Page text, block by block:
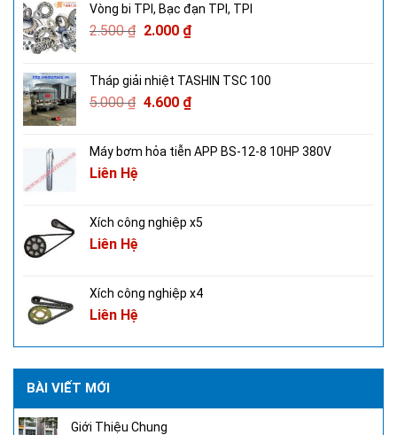
Vòng bi TPI, Bạc đạn TPI, TPI
2.500₫ 2.000 ₫
Tháp giải nhiệt TASHIN TSC 100
5.000₫ 4.600 ₫
Máy bơm hỏa tiễn APP BS-12-8 10HP 380V
Liên Hệ
Xích công nghiệp x5
Liên Hệ
Xích công nghiệp x4
Liên Hệ
BÀI VIẾT MỚI
Giới Thiệu Chung